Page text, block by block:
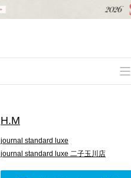
H.M
journal standard luxe
journal standard luxe 二子玉川店